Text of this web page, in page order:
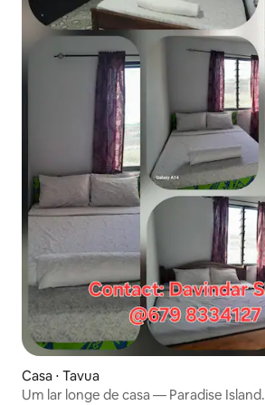
Casa ⋅ Tavua
Um lar longe de casa — Paradise Island.